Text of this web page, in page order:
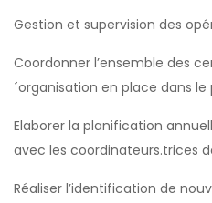
Gestion et supervision des
Coordonner l’ensemble des
´organisation en place dans le
Elaborer la planification
avec les coordinateurs.trices
Réaliser l’identification de